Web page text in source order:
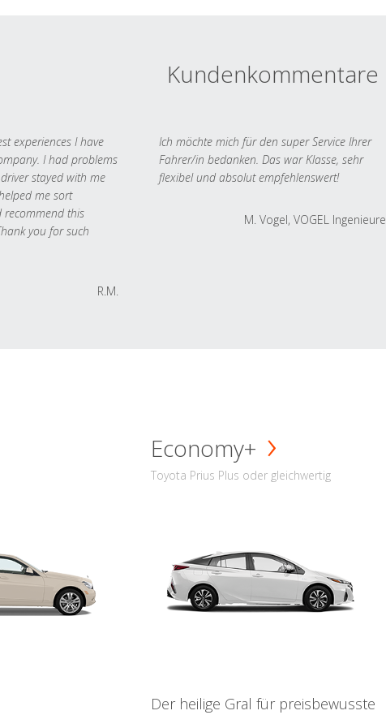
Kundenkommentare
experiences I have
I had problems
stayed with me
me sort
recommend this
you for such
R.M.
Ich möchte mich für den super Service Ihrer
Fahrer/in bedanken. Das war Klasse, sehr
flexibel und absolut empfehlenswert!
M. Vogel, VOGEL Ingenieure
Economy+
Toyota Prius Plus oder gleichwertig
Der heilige Gral für preisbewusste